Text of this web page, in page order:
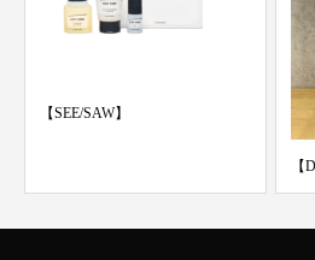
【SEE/SAW】
【